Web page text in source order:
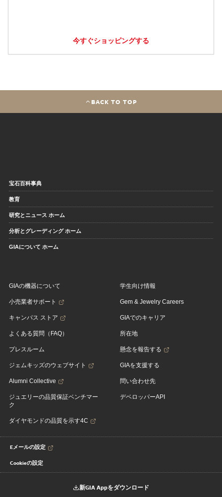
今すぐショッピングする
BACK TO TOP
宝石百科事典
教育
研究とニュース ホーム
分析とグレーディング ホーム
GIAについて ホーム
GIAの機器について
小売業者サポート
キャンパス ストア
よくある質問（FAQ）
プレスルーム
ジェムキッズのウェブサイト
Alumni Collective
ジュエリーの品質保証ベンチマー
ク
ダイヤモンドの品質を示す4C
学生向け情報
Gem & Jewelry Careers
GIAでのキャリア
所在地
懸念を報告する
GIAを支援する
問い合わせ先
デベロッパーAPI
Eメールの設定
Cookieの設定
新GIA Appをダウンロード